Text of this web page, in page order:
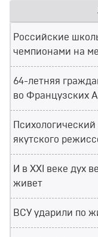
Российские
чемпионами на
64-летняя
во Французских
якутского
И в XXI веке дух
живет
ВСУ ударили по